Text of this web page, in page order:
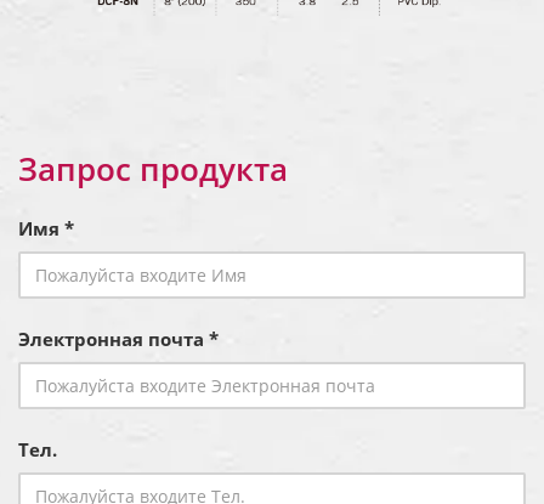
Запрос продукта
Имя *
Электронная почта *
Тел.